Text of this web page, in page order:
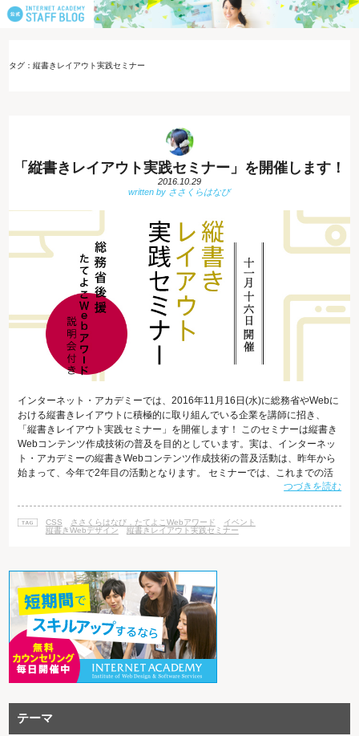
タグ：縦書きレイアウト実践セミナー
「縦書きレイアウト実践セミナー」を開催します！
2016.10.29
インターネット・アカデミーでは、2016年11月16日(水)に総務省やWebに
おける縦書きレイアウトに積極的に取り組んでいる企業を講師に招き、
「縦書きレイアウト実践セミナー」を開催します！ このセミナーは縦書き
Webコンテンツ作成技術の普及を目的としています。実は、インターネッ
ト・アカデミーの縦書きWebコンテンツ作成技術の普及活動は、昨年から
始まって、今年で2年目の活動となります。 セミナーでは、これまでの活
動のご紹介と、「たてよこWebアワード」の説明会、そしてWebサイトを
ただくことができます。 「たてよこWebアワード」とは 「たてよこWebア
ワード」は、2016年11月～2017年3月に実施される、Webにおける縦
つづきを読む
CSS ささくらはなび，たてよこWebアワード
イベント
縦書きWebデザイン
縦書きレイアウト実践セミナー
テーマ